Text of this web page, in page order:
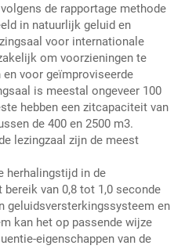
de rapportage methode
in natuurlijk geluid en
voor internationale
om voorzieningen te
voor geïmproviseerde
is meestal ongeveer 100
hebben een zitcapaciteit van
de 400 en 2500 m3.
lezingzaal zijn de meest
herhalingstijd in de
van 0,8 tot 1,0 seconde
geluidsversterkingssysteem en
kan het op passende wijze
eigenschappen van de